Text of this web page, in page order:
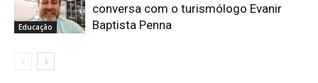
Educação
conversa com o turismólogo Evanir
Baptista Penna